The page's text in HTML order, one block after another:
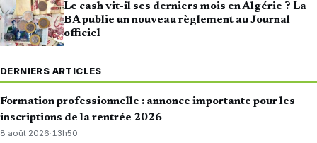
Le cash vit-il ses derniers mois en Algérie ? La
BA publie un nouveau règlement au Journal
officiel
DERNIERS ARTICLES
Formation professionnelle : annonce importante pour les
inscriptions de la rentrée 2026
8 août 2026·13h50